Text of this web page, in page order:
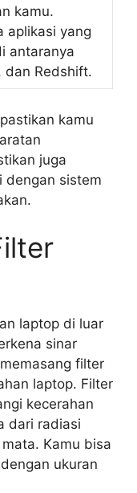
kamu.
aplikasi yang
antaranya
dan Redshift.
kamu
juga
dengan sistem
laptop di luar
sinar
filter
laptop. Filter
kecerahan
dari radiasi
Kamu bisa
ukuran